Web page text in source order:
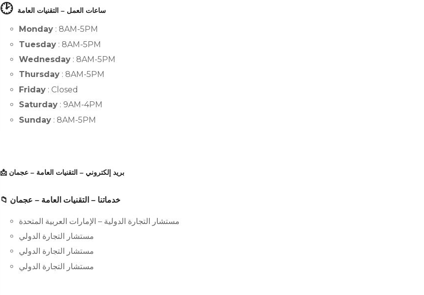
🕑 ساعات العمل – التقنيات العامة
Monday : 8AM-5PM
Tuesday : 8AM-5PM
Wednesday : 8AM-5PM
Thursday : 8AM-5PM
Friday : Closed
Saturday : 9AM-4PM
Sunday : 8AM-5PM
📩 بريد إلكتروني – التقنيات العامة – عجمان
📁 خدماتنا – التقنيات العامة – عجمان
مستشار التجارة الدولية – الإمارات العربية المتحدة
مستشار التجارة الدولي
مستشار التجارة الدولي
مستشار التجارة الدولي